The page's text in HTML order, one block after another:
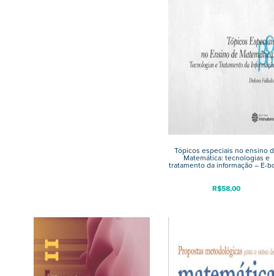
Tópicos especiais no ensino
Matemática: tecnologias e
tratamento da informação – E-
R$58,00